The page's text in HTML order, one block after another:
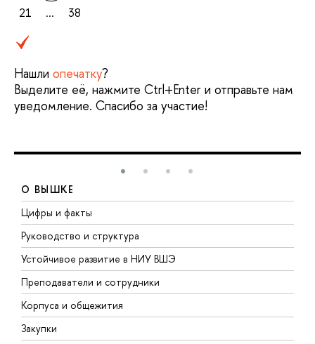
21
... 38
Нашли опечатку?
Выделите её, нажмите Ctrl+Enter и отправьте нам
уведомление. Спасибо за участие!
О ВЫШКЕ
Цифры и факты
Руководство и структура
Устойчивое развитие в НИУ ВШЭ
Преподаватели и сотрудники
Корпуса и общежития
Закупки